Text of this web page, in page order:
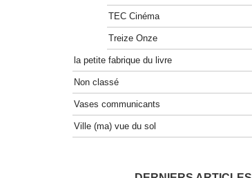
TEC Cinéma
Treize Onze
la petite fabrique du livre
Non classé
Vases communicants
Ville (ma) vue du sol